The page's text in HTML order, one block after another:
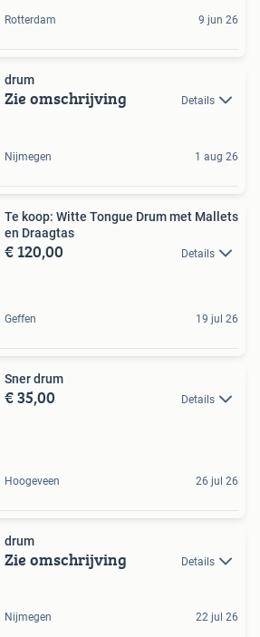
Rotterdam 9 jun 26
drum
Zie omschrijving Details
Nijmegen 1 aug 26
Te koop: Witte Tongue Drum met Mallets
en Draagtas
€ 120,00 Details
Geffen 19 jul 26
Sner drum
€ 35,00 Details
Hoogeveen 26 jul 26
drum
Zie omschrijving Details
Nijmegen 22 jul 26